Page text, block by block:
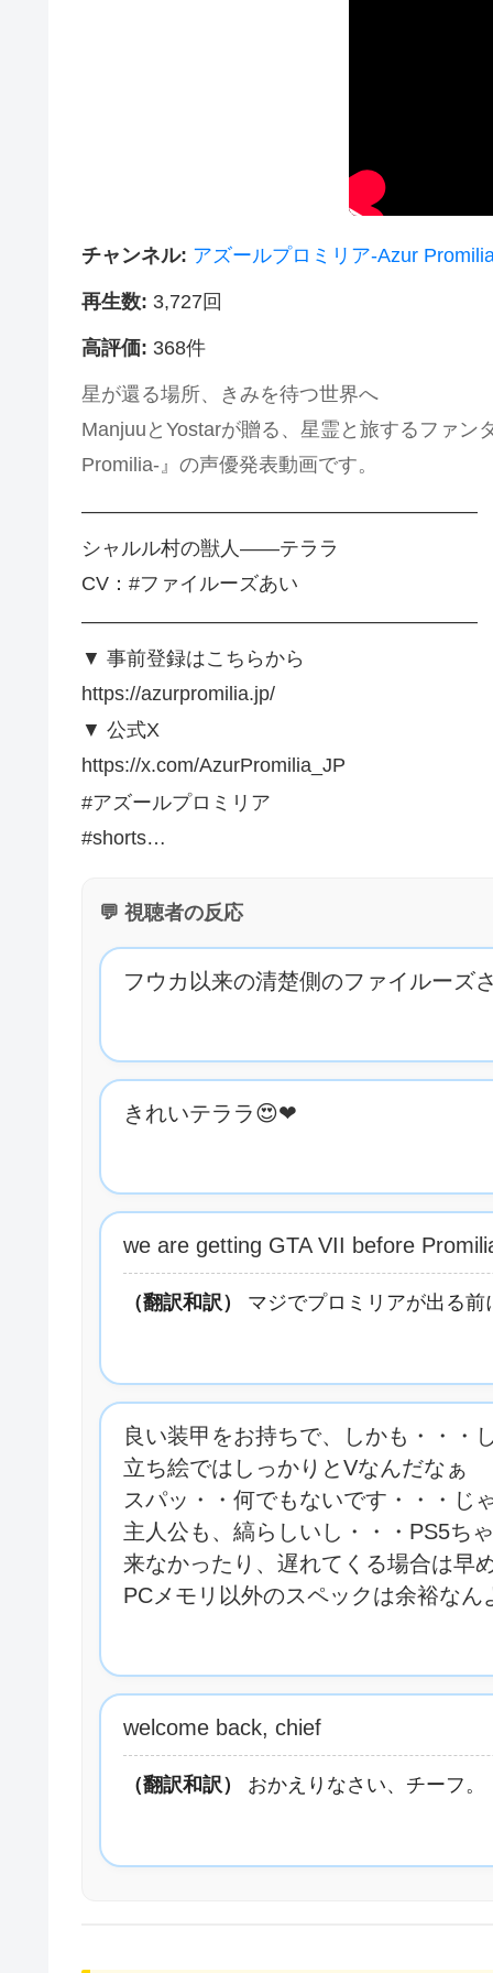
チャンネル: アズールプロミリア-Azur
再生数: 3,727回
高評価: 368件
星が還る場所、きみを待つ世界へ
ManjuuとYostarが贈る、星霊と旅するファ
Promilia-』の声優発表動画です。
――――――――――――――――――――
シャルル村の獣人——テララ
CV：#ファイルーズあい
――――――――――――――――――――
▼ 事前登録はこちらから
https://azurpromilia.jp/
▼ 公式X
https://x.com/AzurPromilia_JP
#アズールプロミリア
#shorts…
💬 視聴者の反応
フウカ以来の清楚側のファイルーズ
きれいテララ😍❤
we are getting GTA VII before
（翻訳和訳） マジでプロミリアが出る
良い装甲をお持ちで、しかも・・・
立ち絵ではしっかりとVなんだなぁ
スパッ・・何でもないです・・・じ
主人公も、縞らしいし・・・PS5ち
来なかったり、遅れてくる場合は早
PCメモリ以外のスペックは余裕な
welcome back, chief
（翻訳和訳） おかえりなさい、チーフ。